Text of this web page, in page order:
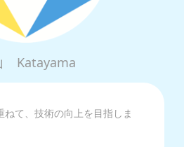
Katayama
ねて、技術の向上を目指しま